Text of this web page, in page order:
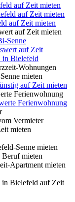
auf Zeit mieten
auf Zeit mieten
auf Zeit mieten
auf Zeit mieten
Senne
auf Zeit
in Bielefeld
Wohnungen
mieten
auf Zeit mieten
Ferienwohnung
Ferienwohnung
Vermieter
mieten
Senne mieten
mieten
Apartment mieten
in Bielefeld auf Zeit